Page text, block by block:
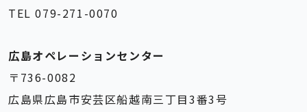
TEL 079-271-0070
広島オペレーションセンター
〒736-0082
広島県広島市安芸区船越南三丁目3番3号